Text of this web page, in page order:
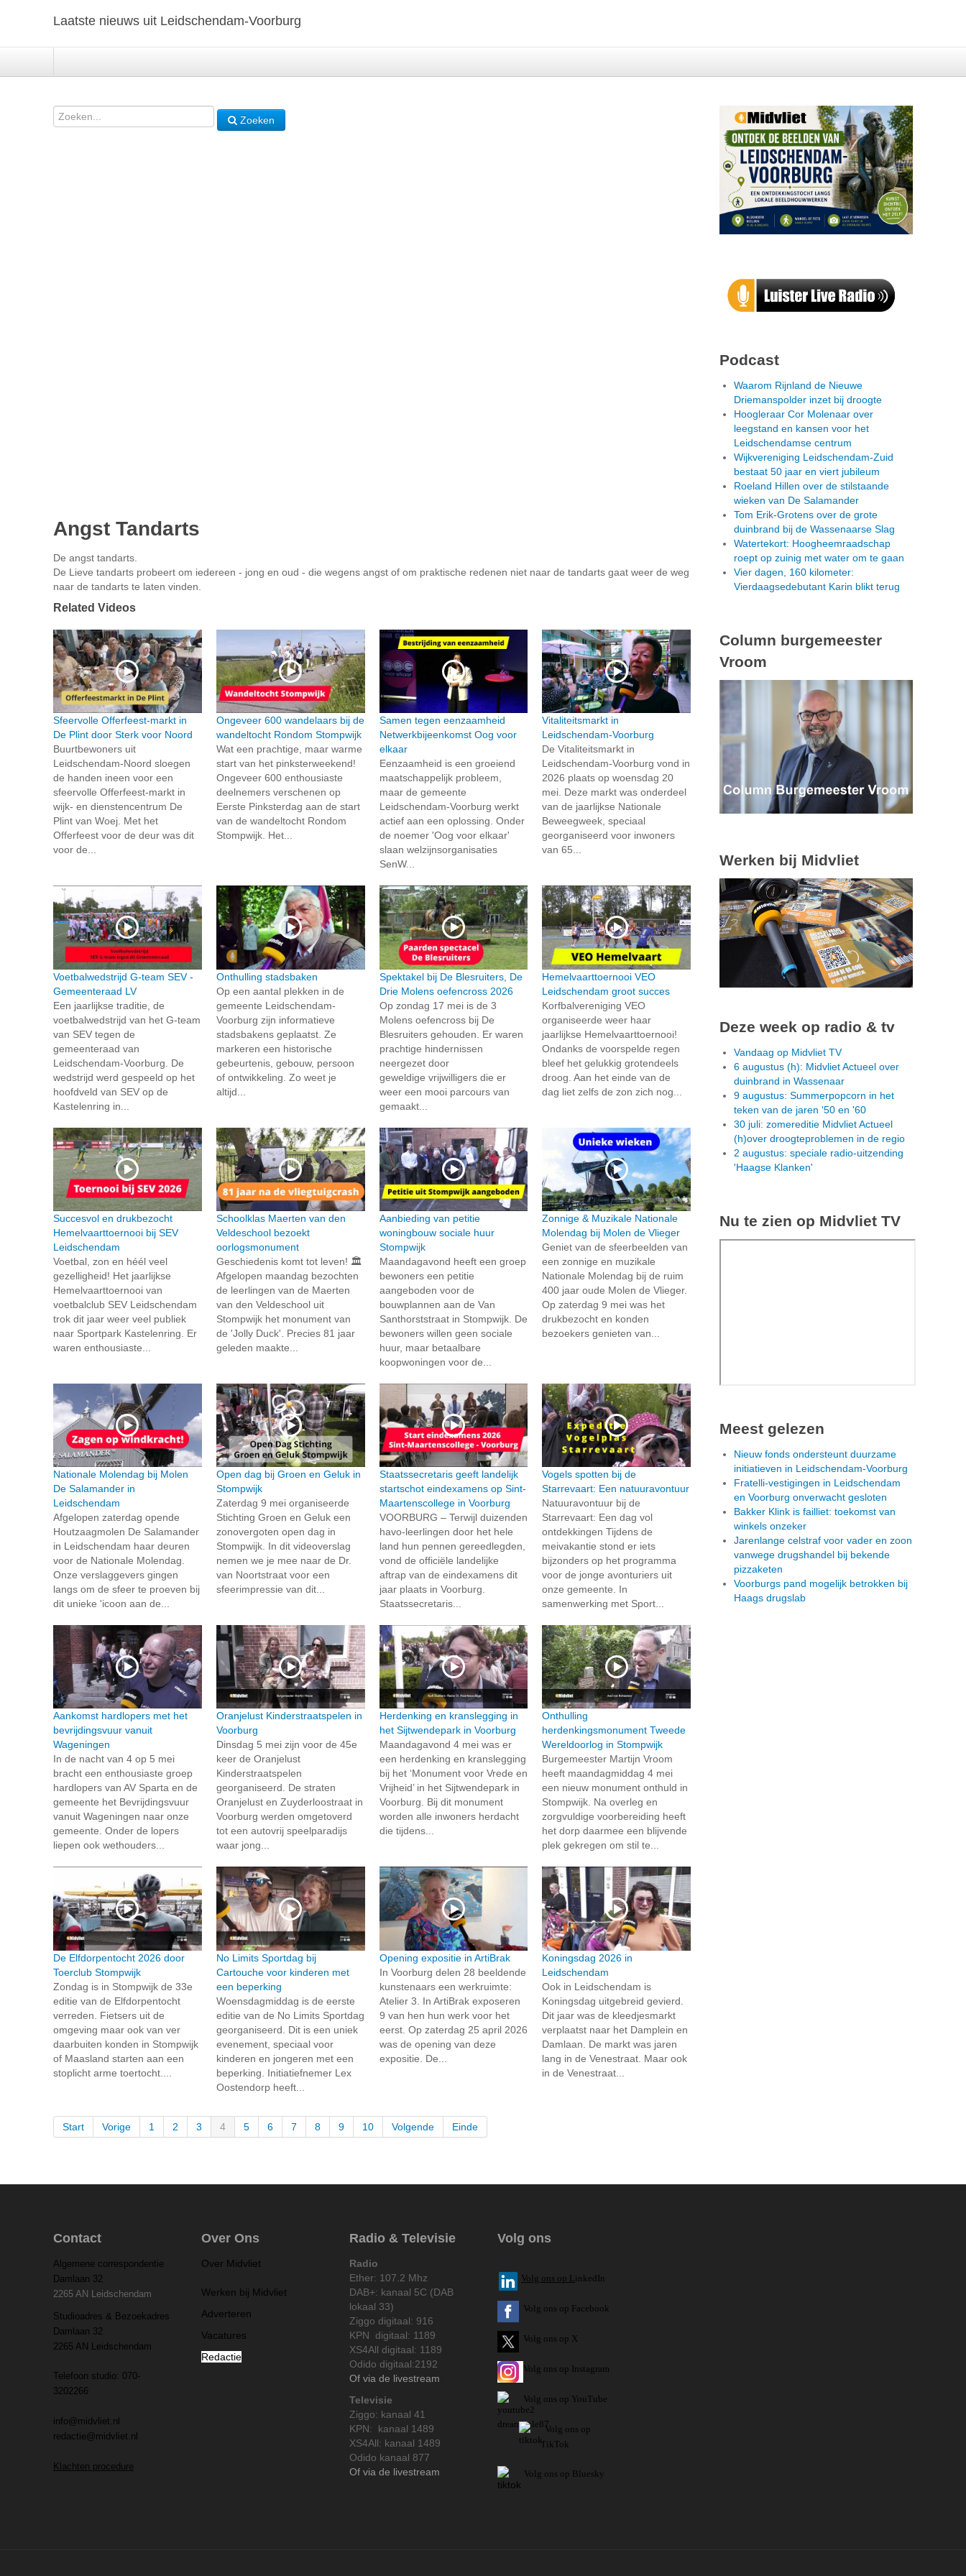
Laatste nieuws uit Leidschendam-Voorburg
Zoeken
Angst Tandarts
De angst tandarts.
De Lieve tandarts probeert om iedereen - jong en oud - die wegens angst of om praktische redenen niet naar de tandarts gaat weer de weg
naar de tandarts te laten vinden.
Related Videos
Sfeervolle Offerfeest-markt in
De Plint door Sterk voor Noord
Buurtbewoners uit
Leidschendam-Noord sloegen
de handen ineen voor een
sfeervolle Offerfeest-markt in
wijk- en dienstencentrum De
Plint van Woej. Met het
Offerfeest voor de deur was dit
voor de...
Ongeveer 600 wandelaars bij de
wandeltocht Rondom Stompwijk
Wat een prachtige, maar warme
start van het pinksterweekend!
Ongeveer 600 enthousiaste
deelnemers verschenen op
Eerste Pinksterdag aan de start
van de wandeltocht Rondom
Stompwijk. Het...
Samen tegen eenzaamheid
Netwerkbijeenkomst Oog voor
elkaar
Eenzaamheid is een groeiend
maatschappelijk probleem,
maar de gemeente
Leidschendam-Voorburg werkt
actief aan een oplossing. Onder
de noemer 'Oog voor elkaar'
slaan welzijnsorganisaties
SenW...
Vitaliteitsmarkt in
Leidschendam-Voorburg
De Vitaliteitsmarkt in
Leidschendam-Voorburg vond in
2026 plaats op woensdag 20
mei. Deze markt was onderdeel
van de jaarlijkse Nationale
Beweegweek, speciaal
georganiseerd voor inwoners
van 65...
Voetbalwedstrijd G-team SEV -
Gemeenteraad LV
Een jaarlijkse traditie, de
voetbalwedstrijd van het G-team
van SEV tegen de
gemeenteraad van
Leidschendam-Voorburg. De
wedstrijd werd gespeeld op het
hoofdveld van SEV op de
Kastelenring in...
Onthulling stadsbaken
Op een aantal plekken in de
gemeente Leidschendam-
Voorburg zijn informatieve
stadsbakens geplaatst. Ze
markeren een historische
gebeurtenis, gebouw, persoon
of ontwikkeling. Zo weet je
altijd...
Spektakel bij De Blesruiters, De
Drie Molens oefencross 2026
Op zondag 17 mei is de 3
Molens oefencross bij De
Blesruiters gehouden. Er waren
prachtige hindernissen
neergezet door
geweldige vrijwilligers die er
weer een mooi parcours van
gemaakt...
Hemelvaarttoernooi VEO
Leidschendam groot succes
Korfbalvereniging VEO
organiseerde weer haar
jaarlijkse Hemelvaarttoernooi!
Ondanks de voorspelde regen
bleef het gelukkig grotendeels
droog. Aan het einde van de
dag liet zelfs de zon zich nog...
Succesvol en drukbezocht
Hemelvaarttoernooi bij SEV
Leidschendam
Voetbal, zon en héél veel
gezelligheid! Het jaarlijkse
Hemelvaarttoernooi van
voetbalclub SEV Leidschendam
trok dit jaar weer veel publiek
naar Sportpark Kastelenring. Er
waren enthousiaste...
Schoolklas Maerten van den
Veldeschool bezoekt
oorlogsmonument
Geschiedenis komt tot leven! 🏛️
Afgelopen maandag bezochten
de leerlingen van de Maerten
van den Veldeschool uit
Stompwijk het monument van
de 'Jolly Duck'. Precies 81 jaar
geleden maakte...
Aanbieding van petitie
woningbouw sociale huur
Stompwijk
Maandagavond heeft een groep
bewoners een petitie
aangeboden voor de
bouwplannen aan de Van
Santhorststraat in Stompwijk. De
bewoners willen geen sociale
huur, maar betaalbare
koopwoningen voor de...
Zonnige & Muzikale Nationale
Molendag bij Molen de Vlieger
Geniet van de sfeerbeelden van
een zonnige en muzikale
Nationale Molendag bij de ruim
400 jaar oude Molen de Vlieger.
Op zaterdag 9 mei was het
drukbezocht en konden
bezoekers genieten van...
Nationale Molendag bij Molen
De Salamander in
Leidschendam
Afgelopen zaterdag opende
Houtzaagmolen De Salamander
in Leidschendam haar deuren
voor de Nationale Molendag.
Onze verslaggevers gingen
langs om de sfeer te proeven bij
dit unieke 'icoon aan de...
Open dag bij Groen en Geluk in
Stompwijk
Zaterdag 9 mei organiseerde
Stichting Groen en Geluk een
zonovergoten open dag in
Stompwijk. In dit videoverslag
nemen we je mee naar de Dr.
van Noortstraat voor een
sfeerimpressie van dit...
Staatssecretaris geeft landelijk
startschot eindexamens op Sint-
Maartenscollege in Voorburg
VOORBURG – Terwijl duizenden
havo-leerlingen door het hele
land hun pennen gereedlegden,
vond de officiële landelijke
aftrap van de eindexamens dit
jaar plaats in Voorburg.
Staatssecretaris...
Vogels spotten bij de
Starrevaart: Een natuuravontuur
Natuuravontuur bij de
Starrevaart: Een dag vol
ontdekkingen Tijdens de
meivakantie stond er iets
bijzonders op het programma
voor de jonge avonturiers uit
onze gemeente. In
samenwerking met Sport...
Aankomst hardlopers met het
bevrijdingsvuur vanuit
Wageningen
In de nacht van 4 op 5 mei
bracht een enthousiaste groep
hardlopers van AV Sparta en de
gemeente het Bevrijdingsvuur
vanuit Wageningen naar onze
gemeente. Onder de lopers
liepen ook wethouders...
Oranjelust Kinderstraatspelen in
Voorburg
Dinsdag 5 mei zijn voor de 45e
keer de Oranjelust
Kinderstraatspelen
georganiseerd. De straten
Oranjelust en Zuyderloostraat in
Voorburg werden omgetoverd
tot een autovrij speelparadijs
waar jong...
Herdenking en kranslegging in
het Sijtwendepark in Voorburg
Maandagavond 4 mei was er
een herdenking en kranslegging
bij het ‘Monument voor Vrede en
Vrijheid’ in het Sijtwendepark in
Voorburg. Bij dit monument
worden alle inwoners herdacht
die tijdens...
Onthulling
herdenkingsmonument Tweede
Wereldoorlog in Stompwijk
Burgemeester Martijn Vroom
heeft maandagmiddag 4 mei
een nieuw monument onthuld in
Stompwijk. Na overleg en
zorgvuldige voorbereiding heeft
het dorp daarmee een blijvende
plek gekregen om stil te...
De Elfdorpentocht 2026 door
Toerclub Stompwijk
Zondag is in Stompwijk de 33e
editie van de Elfdorpentocht
verreden. Fietsers uit de
omgeving maar ook van ver
daarbuiten konden in Stompwijk
of Maasland starten aan een
stoplicht arme toertocht....
No Limits Sportdag bij
Cartouche voor kinderen met
een beperking
Woensdagmiddag is de eerste
editie van de No Limits Sportdag
georganiseerd. Dit is een uniek
evenement, speciaal voor
kinderen en jongeren met een
beperking. Initiatiefnemer Lex
Oostendorp heeft...
Opening expositie in ArtiBrak
In Voorburg delen 28 beeldende
kunstenaars een werkruimte:
Atelier 3. In ArtiBrak exposeren
9 van hen hun werk voor het
eerst. Op zaterdag 25 april 2026
was de opening van deze
expositie. De...
Koningsdag 2026 in
Leidschendam
Ook in Leidschendam is
Koningsdag uitgebreid gevierd.
Dit jaar was de kleedjesmarkt
verplaatst naar het Damplein en
Damlaan. De markt was jaren
lang in de Venestraat. Maar ook
in de Venestraat...
Start Vorige 1 2 3 4 5 6 7 8 9 10 Volgende Einde
Podcast
Waarom Rijnland de Nieuwe
Driemanspolder inzet bij droogte
Hoogleraar Cor Molenaar over
leegstand en kansen voor het
Leidschendamse centrum
Wijkvereniging Leidschendam-Zuid
bestaat 50 jaar en viert jubileum
Roeland Hillen over de stilstaande
wieken van De Salamander
Tom Erik-Grotens over de grote
duinbrand bij de Wassenaarse Slag
Watertekort: Hoogheemraadschap
roept op zuinig met water om te gaan
Vier dagen, 160 kilometer:
Vierdaagsedebutant Karin blikt terug
Column burgemeester
Vroom
Werken bij Midvliet
Deze week op radio & tv
Vandaag op Midvliet TV
6 augustus (h): Midvliet Actueel over
duinbrand in Wassenaar
9 augustus: Summerpopcorn in het
teken van de jaren '50 en '60
30 juli: zomereditie Midvliet Actueel
(h)over droogteproblemen in de regio
2 augustus: speciale radio-uitzending
'Haagse Klanken'
Nu te zien op Midvliet TV
Meest gelezen
Nieuw fonds ondersteunt duurzame
initiatieven in Leidschendam-Voorburg
Fratelli-vestigingen in Leidschendam
en Voorburg onverwacht gesloten
Bakker Klink is failliet: toekomst van
winkels onzeker
Jarenlange celstraf voor vader en zoon
vanwege drugshandel bij bekende
pizzaketen
Voorburgs pand mogelijk betrokken bij
Haags drugslab
Contact
Algemene correspondentie
Damlaan 32
2265 AN Leidschendam
Studioadres & Bezoekadres
Damlaan 32
2265 AN Leidschendam
Telefoon studio: 070-
3202266
info@midvliet.nl
redactie@midvliet.nl
Klachten procedure
Over Ons
Over Midvliet
Werken bij Midvliet
Adverteren
Vacatures
Redactie
Radio & Televisie
Radio
Ether: 107.2 Mhz
DAB+: kanaal 5C (DAB
lokaal 33)
Ziggo digitaal: 916
KPN digitaal: 1189
XS4All digitaal: 1189
Odido digitaal:2192
Of via de livestream
Televisie
Ziggo: kanaal 41
KPN: kanaal 1489
XS4All: kanaal 1489
Odido kanaal 877
Of via de livestream
Volg ons
Volg ons op L inkedIn
Volg ons op Facebook
Volg ons op X
Volg ons op Instagram
Volg ons op YouTube
Volg ons op
TikTok
Volg ons op Bluesky